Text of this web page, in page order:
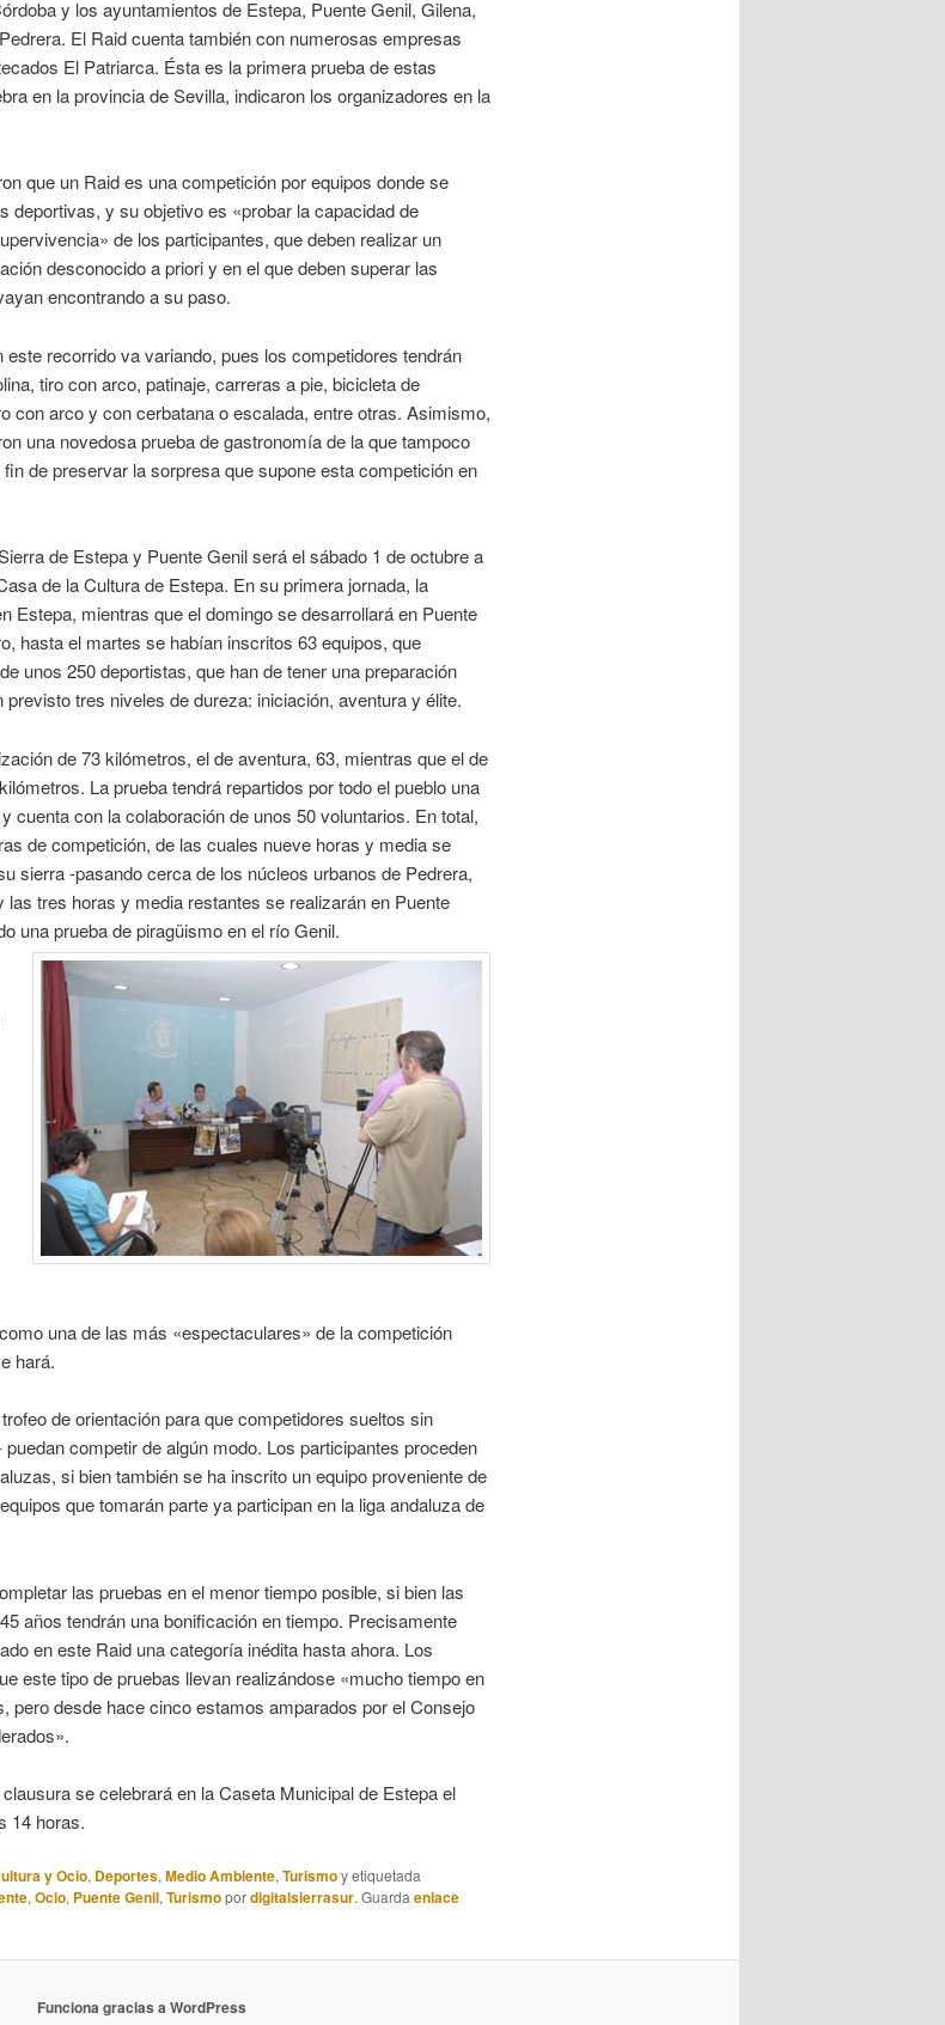
y los ayuntamientos de Estepa, Puente Genil, Gilena,
El Raid cuenta también con numerosas empresas
El Patriarca. Ésta es la primera prueba de estas
en la provincia de Sevilla, indicaron los organizadores en la
que un Raid es una competición por equipos donde se
deportivas, y su objetivo es «probar la capacidad de
de los participantes, que deben realizar un
desconocido a priori y en el que deben superar las
encontrando a su paso.
este recorrido va variando, pues los competidores tendrán
tiro con arco, patinaje, carreras a pie, bicicleta de
con arco y con cerbatana o escalada, entre otras. Asimismo,
una novedosa prueba de gastronomía de la que tampoco
de preservar la sorpresa que supone esta competición en
de Estepa y Puente Genil será el sábado 1 de octubre a
de la Cultura de Estepa. En su primera jornada, la
Estepa, mientras que el domingo se desarrollará en Puente
hasta el martes se habían inscritos 63 equipos, que
unos 250 deportistas, que han de tener una preparación
tres niveles de dureza: iniciación, aventura y élite.
de 73 kilómetros, el de aventura, 63, mientras que el de
La prueba tendrá repartidos por todo el pueblo una
cuenta con la colaboración de unos 50 voluntarios. En total,
de competición, de las cuales nueve horas y media se
sierra -pasando cerca de los núcleos urbanos de Pedrera,
las tres horas y media restantes se realizarán en Puente
una prueba de piragüismo en el río Genil.
una de las más «espectaculares» de la competición
hará.
de orientación para que competidores sueltos sin
competir de algún modo. Los participantes proceden
si bien también se ha inscrito un equipo proveniente de
que tomarán parte ya participan en la liga andaluza de
las pruebas en el menor tiempo posible, si bien las
años tendrán una bonificación en tiempo. Precisamente
en este Raid una categoría inédita hasta ahora. Los
este tipo de pruebas llevan realizándose «mucho tiempo en
pero desde hace cinco estamos amparados por el Consejo
se celebrará en la Caseta Municipal de Estepa el
14 horas.
y Ocio, Deportes,Medio Ambiente,Turismoy etiquetada
,Ocio, Puente Genil,Turismopordigitalsierrasur. Guardaenlace
Funciona gracias a WordPress